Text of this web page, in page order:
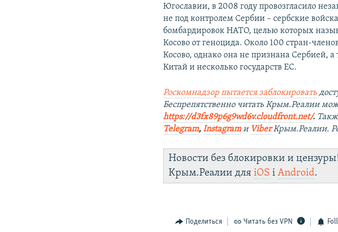
Югославии, в 2008 году провозгласило
не под контролем Сербии – сербские
бомбардировок НАТО, целью которых
Косово от геноцида. Около 100 стран-
Косово, однако она не признана Сербией,
Китай и несколько государств ЕС.
Роскомнадзор пытается заблокировать
Беспрепятственно читать Крым.Реалии
https://d3fx89p6g9wd6v.cloudfront.net/. ​
Telegram, Instagram и ViberКрым.Реалии.
Новости без блокировки и
Крым.Реалии дляiOS іAndroid.
Поделиться Читать без VPN